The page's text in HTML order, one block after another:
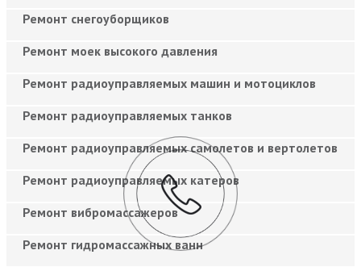
Ремонт снегоуборщиков
Ремонт моек высокого давления
Ремонт радиоуправляемых машин и мотоциклов
Ремонт радиоуправляемых танков
Ремонт радиоуправляемых самолетов и вертолетов
Ремонт радиоуправляемых катеров
Ремонт вибромассажеров
Ремонт гидромассажных ванн